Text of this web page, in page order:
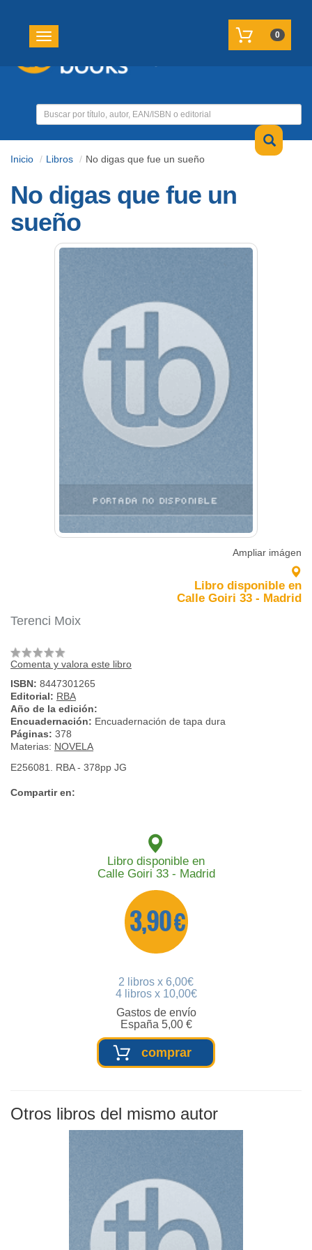
Toggle navigation 0
Inicio Libros No digas que fue un sueño
No digas que fue un
sueño
Ampliar imágen
Libro disponible en
Calle Goiri 33 - Madrid
Terenci Moix
Comenta y valora este libro
ISBN: 8447301265
Editorial: RBA
Año de la edición:
Encuadernación: Encuadernación de tapa dura
Páginas: 378
Materias: NOVELA
E256081. RBA - 378pp JG
Compartir en:
Libro disponible en
Calle Goiri 33 - Madrid
3,90 €
2 libros x 6,00€
4 libros x 10,00€
Gastos de envío
España 5,00 €
comprar
Otros libros del mismo autor